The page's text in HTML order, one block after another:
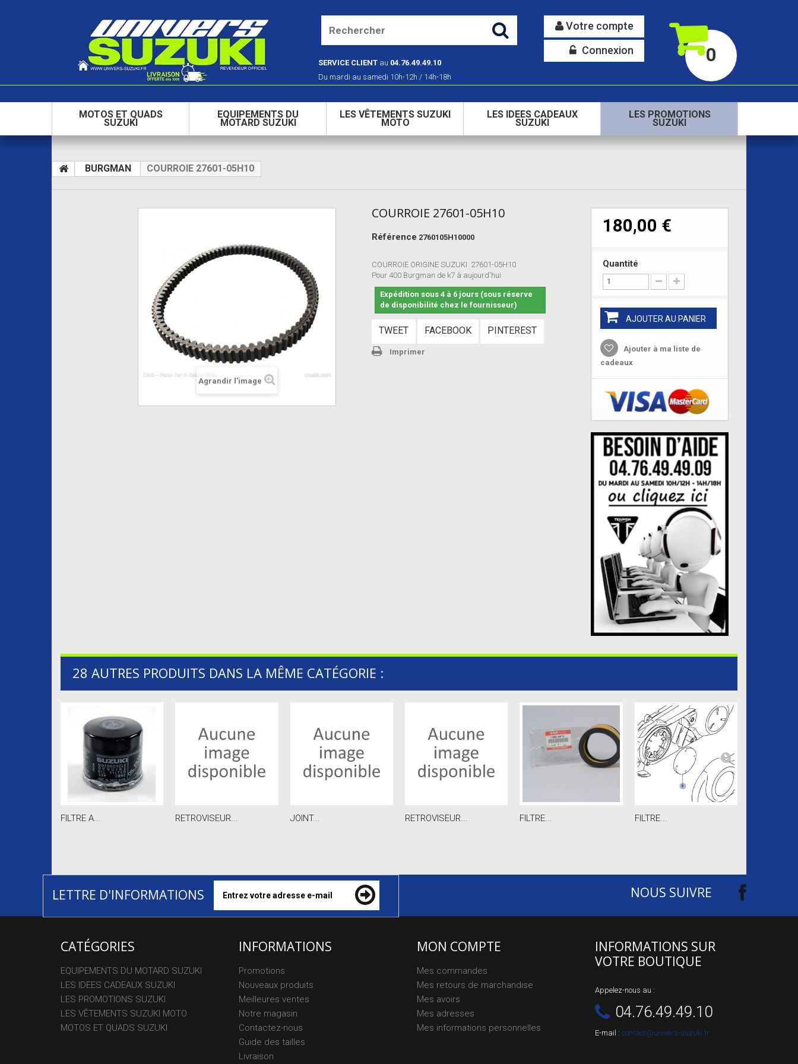
0
Votre compte
Connexion
SERVICE CLIENT au 04.76.49.49.10
Du mardi au samedi 10h-12h / 14h-18h
MOTOS ET QUADS
SUZUKI
EQUIPEMENTS DU
MOTARD SUZUKI
LES VÊTEMENTS SUZUKI
MOTO
LES IDEES CADEAUX
SUZUKI
LES PROMOTIONS
SUZUKI
BURGMAN COURROIE 27601-05H10
Agrandir l'image
COURROIE 27601-05H10
Référence 2760105H10000
COURROIE ORIGINE SUZUKI 27601-05H10
Pour 400 Burgman de k7 à aujourd'hui
Expédition sous 4 à 6 jours (sous réserve
de disponibilité chez le fournisseur)
TWEET FACEBOOK PINTEREST
Imprimer
180,00 €
Quantité
AJOUTER AU PANIER
Ajouter à ma liste de
cadeaux
28 AUTRES PRODUITS DANS LA MÊME CATÉGORIE :
FILTRE A... RETROVISEUR... JOINT... RETROVISEUR... FILTRE... FILTRE...
LETTRE D'INFORMATIONS NOUS SUIVRE
CATÉGORIES
EQUIPEMENTS DU MOTARD SUZUKI
LES IDEES CADEAUX SUZUKI
LES PROMOTIONS SUZUKI
LES VÊTEMENTS SUZUKI MOTO
MOTOS ET QUADS SUZUKI
INFORMATIONS
Promotions
Nouveaux produits
Meilleures ventes
Notre magasin
Contactez-nous
Guide des tailles
Livraison
MON COMPTE
Mes commandes
Mes retours de marchandise
Mes avoirs
Mes adresses
Mes informations personnelles
INFORMATIONS SUR
VOTRE BOUTIQUE
Appelez-nous au :
04.76.49.49.10
E-mail : contact@univers-suzuki.fr